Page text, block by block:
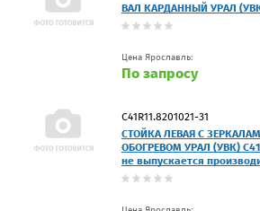
ВАЛ КАРДАННЫЙ УРАЛ
Цена Ярославль:
По запросу
C41R11.8201021-31
СТОЙКА ЛЕВАЯ С
ОБОГРЕВОМ УРАЛ (УВК)
не выпускается